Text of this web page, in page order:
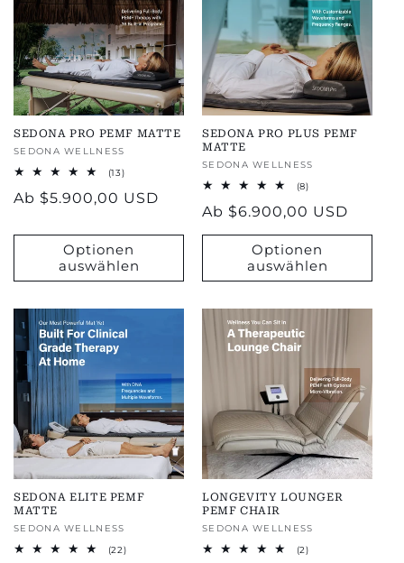
SEDONA PRO PEMF MATTE
Anbieter:
SEDONA WELLNESS
(13)13
reviews
Regulärer
Ab $5.900,00 USD
Optionen
auswählen
SEDONA PRO PLUS PEMF
MATTE
Anbieter:
SEDONA WELLNESS
(8)8
insgesamt
Regulärer
Preis
Ab $6.900,00 USD
Optionen
auswählen
SEDONA ELITE PEMF
MATTE
Anbieter:
SEDONA WELLNESS
(22)22
LONGEVITY LOUNGER
PEMF CHAIR
Anbieter:
SEDONA WELLNESS
(2)2